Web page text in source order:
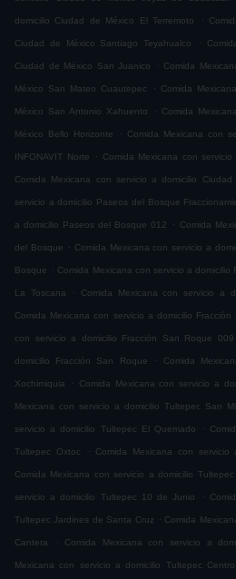
domicilio Ciudad de México El Terremoto .
Ciudad de México Santiago Teyahualco .
Ciudad de México San Juanico . Comida
México San Mateo Cuautepec . Comida
México San Antonio Xahuento . Comida
México Bello Horizonte . Comida Mexicana con
INFONAVIT Norte . Comida Mexicana con
Comida Mexicana con servicio a domicilio Ciudad
servicio a domicilio Paseos del Bosque
a domicilio Paseos del Bosque 012 . Comida
del Bosque . Comida Mexicana con servicio a
Bosque . Comida Mexicana con servicio a
La Toscana . Comida Mexicana con servicio a
Comida Mexicana con servicio a domicilio
con servicio a domicilio Fracción San Roque 009
domicilio Fracción San Roque . Comida
Xochimiquia . Comida Mexicana con servicio a
Mexicana con servicio a domicilio Tultepec San
servicio a domicilio Tultepec El Quemado .
Tultepec Oxtoc . Comida Mexicana con servicio
Comida Mexicana con servicio a domicilio
servicio a domicilio Tultepec 10 de Junio .
Tultepec Jardines de Santa Cruz . Comida
Cantera . Comida Mexicana con servicio a
Mexicana con servicio a domicilio Tultepec Centro